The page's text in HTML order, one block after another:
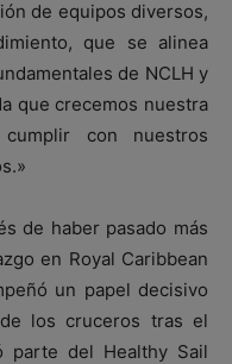
de equipos diversos,
que se alinea
de NCLH y
que crecemos nuestra
con nuestros
de haber pasado más
en Royal Caribbean
un papel decisivo
los cruceros tras el
parte del Healthy Sail